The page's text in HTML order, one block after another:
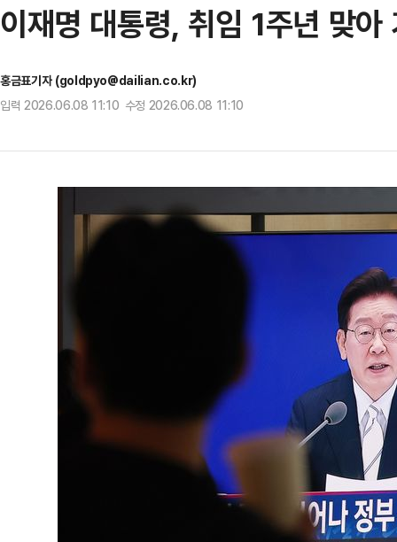
이재명 대통령, 취임 1주년 맞아
홍금표기자 (goldpyo@dailian.co.kr)
입력 2026.06.08 11:10 수정 2026.06.08 11:10